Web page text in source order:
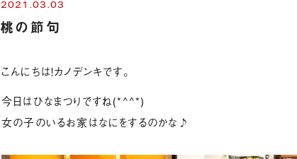
2021.03.03
桃の節句
こんにちは！カノデンキです。
今日はひなまつりですね(*^^*)
女の子のいるお家はなにをするのかな♪